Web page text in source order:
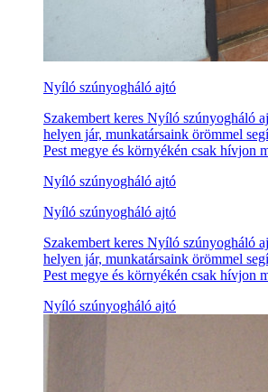
Nyíló szúnyogháló ajtó
Szakembert keres Nyíló szúnyogháló
helyen jár, munkatársaink örömmel
Pest megye és környékén csak hívjon
Nyíló szúnyogháló ajtó
Nyíló szúnyogháló ajtó
Szakembert keres Nyíló szúnyogháló
helyen jár, munkatársaink örömmel
Pest megye és környékén csak hívjon
Nyíló szúnyogháló ajtó